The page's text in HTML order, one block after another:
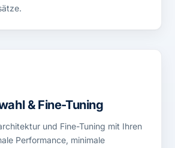
& Fine-Tuning
und Fine-Tuning mit Ihren
Performance, minimale